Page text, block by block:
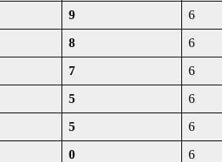
9 6
8 6
7 6
5 6
5 6
0 6